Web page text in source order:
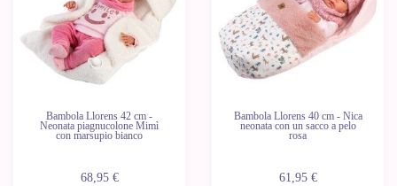
Bambola Llorens 42 cm -
Neonata piagnucolone Mimì
con marsupio bianco
68,95 €
Bambola Llorens 40 cm - Nica
neonata con un sacco a pelo
rosa
61,95 €